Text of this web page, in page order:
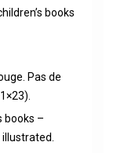
books
Pas de
books –
illustrated.